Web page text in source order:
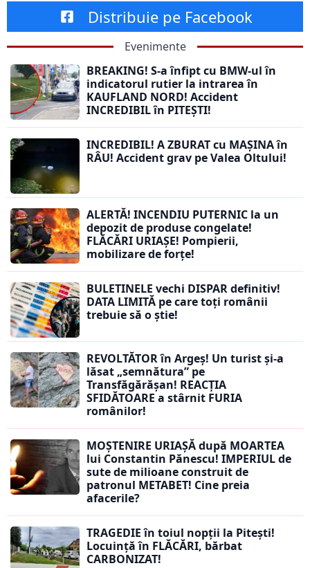
Distribuie pe Facebook
Evenimente
BREAKING! S-a înfipt cu BMW-ul în
indicatorul rutier la intrarea în
KAUFLAND NORD! Accident
INCREDIBIL în PITEȘTI!
INCREDIBIL! A ZBURAT cu MAȘINA în
RÂU! Accident grav pe Valea Oltului!
ALERTĂ! INCENDIU PUTERNIC la un
depozit de produse congelate!
FLĂCĂRI URIAȘE! Pompierii,
mobilizare de forțe!
BULETINELE vechi DISPAR definitiv!
DATA LIMITĂ pe care toți românii
trebuie să o știe!
REVOLTĂTOR în Argeș! Un turist și-a
lăsat „semnătura” pe
Transfăgărășan! REACȚIA
SFIDĂTOARE a stârnit FURIA
românilor!
MOȘTENIRE URIAȘĂ după MOARTEA
lui Constantin Pănescu! IMPERIUL de
sute de milioane construit de
patronul METABET! Cine preia
afacerile?
TRAGEDIE în toiul nopții la Pitești!
Locuință în FLĂCĂRI, bărbat
CARBONIZAT!